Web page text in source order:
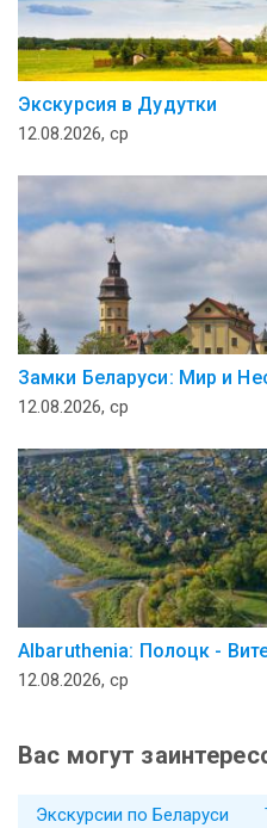
Экскурсия в Дудутки
12.08.2026, ср
Замки Беларуси: Мир и
12.08.2026, ср
Аlbaruthenia: Полоцк -
12.08.2026, ср
Вас могут
Экскурсии по Беларуси